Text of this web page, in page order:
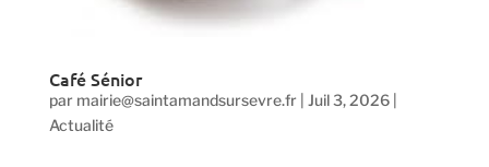
Café Sénior
par mairie@saintamandsursevre.fr| Juil 3, 2026|
Actualité